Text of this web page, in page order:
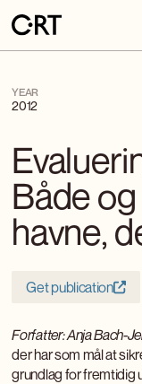
YEAR
2012
Både
havne,
Get publication
Forfatter: Anja Bach-
der har som mål at
grundlag for fremtidig